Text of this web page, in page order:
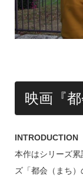
映画『
INTRODUCTION
本作はシリーズ
ズ「都会（まち